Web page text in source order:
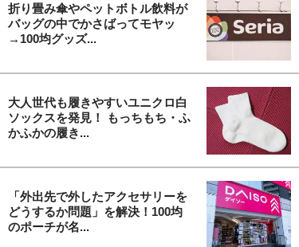
折り畳み傘やペットボトル飲料が
バッグの中でかさばってモヤッ
→100均グッズ...
大人世代も履きやすいユニクロ白
ソックスを発見！ もっちもち・ふ
かふかの履き...
「外出先で外したアクセサリーを
どうするか問題」を解決！100均
のポーチが名...